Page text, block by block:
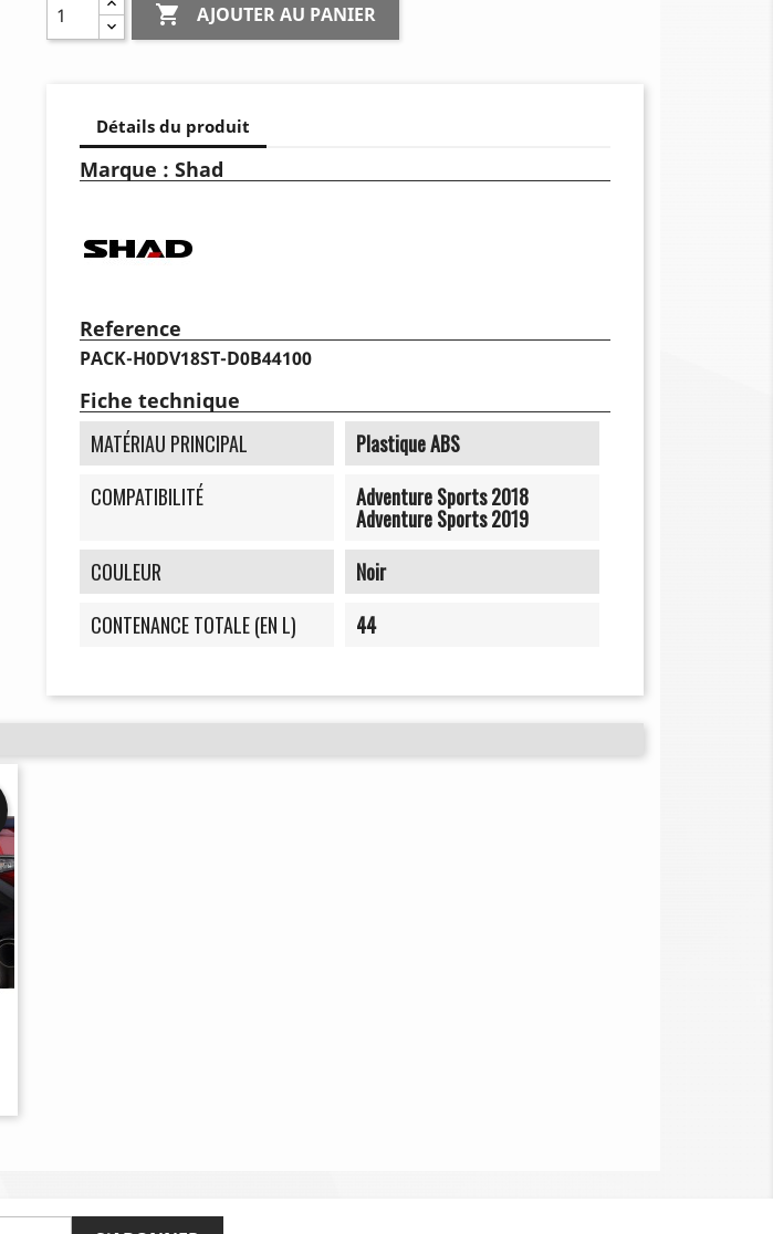
 AJOUTER AU PANIER
Détails du produit
Marque : Shad
Reference
PACK-H0DV18ST-D0B44100
Fiche technique
MATÉRIAU PRINCIPAL
Plastique ABS
COMPATIBILITÉ
Adventure Sports 2018
Adventure Sports 2019
COULEUR
Noir
CONTENANCE TOTALE (EN L)
44